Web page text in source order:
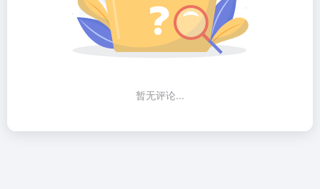
暂无评论...